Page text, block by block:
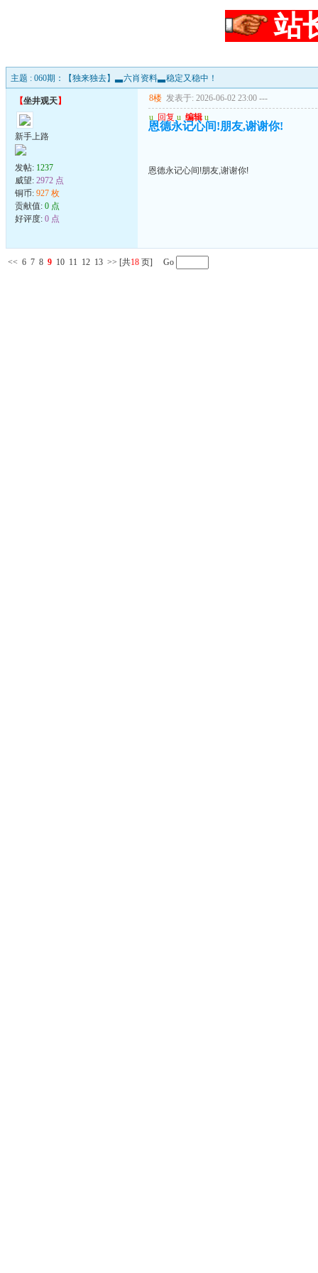
站
主题 : 060期：【独来独去】▃六肖资料▃稳定又稳中！
【坐井观天】
新手上路
发帖: 1237
威望: 2972 点
铜币: 927 枚
贡献值: 0 点
好评度: 0 点
8楼 发表于: 2026-06-02 23:00 ---
u 回复 u 编辑 u
恩德永记心间!朋友,谢谢你!
恩德永记心间!朋友,谢谢你!
<< 6 7 8 9 10 11 12 13 >> [共18 页] Go